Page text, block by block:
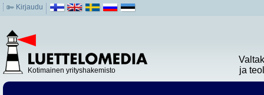
Kirjaudu
Kotimainen yrityshakemisto
ja